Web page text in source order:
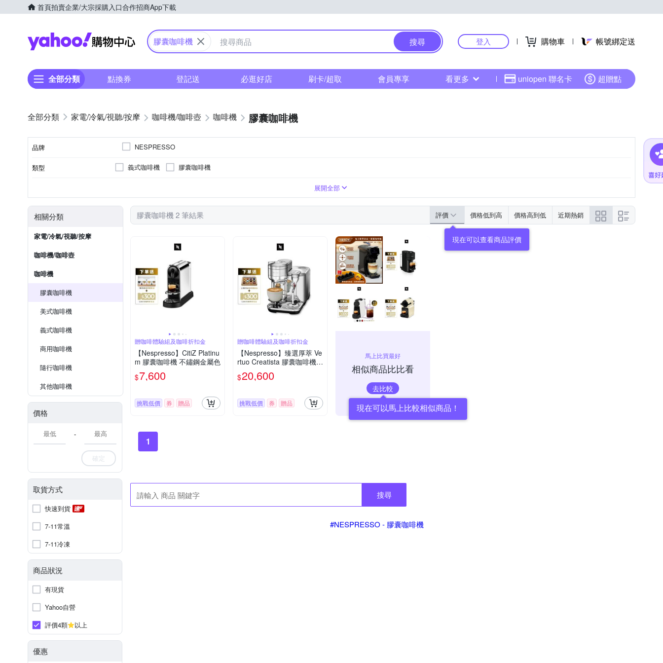
首頁拍賣企業/大宗採購入口合作招商App下載
Yahoo購物中心
膠囊咖啡機 搜尋 登入 購物車 帳號綁定送
全部分類 點換券 登記送 必逛好店 刷卡/超取 會員專享 看更多 uniopen 聯名卡 超贈點
家電/冷氣/視聽/按摩 咖啡機/咖啡壺 咖啡機 膠囊咖啡機
品牌 NESPRESSO
類型 義式咖啡機 膠囊咖啡機
展開全部
相關分類
家電/冷氣/視聽/按摩
咖啡機/咖啡壺
咖啡機
膠囊咖啡機
美式咖啡機
義式咖啡機
商用咖啡機
隨行咖啡機
其他咖啡機
價格
-
確定
取貨方式
快速到貨
7-11常溫
7-11冷凍
商品狀況
有現貨
Yahoo自營
評價4顆
以上
優惠
膠囊咖啡機 2 筆結果 評價 價格低到高 價格高到低 近期熱銷
現在可以查看商品評價
贈咖啡體驗組及咖啡折扣金
【Nespresso】CitiZ Platinu
m 膠囊咖啡機 不鏽鋼金屬色
$7,600
挑戰低價 券 贈品
贈咖啡體驗組及咖啡折扣金
【Nespresso】臻選厚萃 Ve
rtuo Creatista 膠囊咖啡機 -
金屬色
$20,600
挑戰低價 券 贈品
馬上比買最好
相似商品比比看
去比較
現在可以馬上比較相似商品！
1
搜尋
#NESPRESSO - 膠囊咖啡機